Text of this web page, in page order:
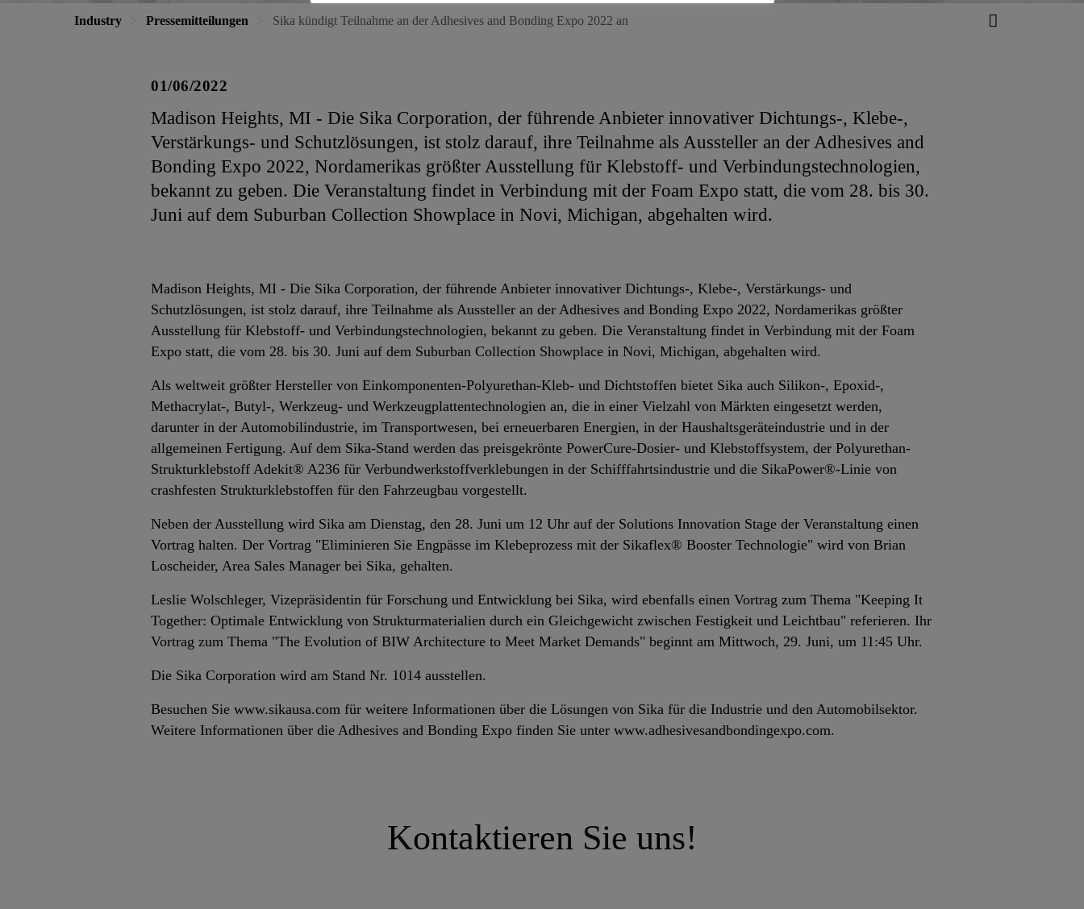
Industry Pressemitteilungen Sika kündigt Teilnahme an der Adhesives and Bonding Expo 2022 an
01/06/2022
Madison Heights, MI - Die Sika Corporation, der führende Anbieter innovativer Dichtungs-, Klebe-,
Verstärkungs- und Schutzlösungen, ist stolz darauf, ihre Teilnahme als Aussteller an der Adhesives and
Bonding Expo 2022, Nordamerikas größter Ausstellung für Klebstoff- und Verbindungstechnologien,
bekannt zu geben. Die Veranstaltung findet in Verbindung mit der Foam Expo statt, die vom 28. bis 30.
Juni auf dem Suburban Collection Showplace in Novi, Michigan, abgehalten wird.
Madison Heights, MI - Die Sika Corporation, der führende Anbieter innovativer Dichtungs-, Klebe-, Verstärkungs- und
Schutzlösungen, ist stolz darauf, ihre Teilnahme als Aussteller an der Adhesives and Bonding Expo 2022, Nordamerikas größter
Ausstellung für Klebstoff- und Verbindungstechnologien, bekannt zu geben. Die Veranstaltung findet in Verbindung mit der Foam
Expo statt, die vom 28. bis 30. Juni auf dem Suburban Collection Showplace in Novi, Michigan, abgehalten wird.
Als weltweit größter Hersteller von Einkomponenten-Polyurethan-Kleb- und Dichtstoffen bietet Sika auch Silikon-, Epoxid-,
Methacrylat-, Butyl-, Werkzeug- und Werkzeugplattentechnologien an, die in einer Vielzahl von Märkten eingesetzt werden,
darunter in der Automobilindustrie, im Transportwesen, bei erneuerbaren Energien, in der Haushaltsgeräteindustrie und in der
allgemeinen Fertigung. Auf dem Sika-Stand werden das preisgekrönte PowerCure-Dosier- und Klebstoffsystem, der Polyurethan-
Strukturklebstoff Adekit® A236 für Verbundwerkstoffverklebungen in der Schifffahrtsindustrie und die SikaPower®-Linie von
crashfesten Strukturklebstoffen für den Fahrzeugbau vorgestellt.
Neben der Ausstellung wird Sika am Dienstag, den 28. Juni um 12 Uhr auf der Solutions Innovation Stage der Veranstaltung einen
Vortrag halten. Der Vortrag "Eliminieren Sie Engpässe im Klebeprozess mit der Sikaflex® Booster Technologie" wird von Brian
Loscheider, Area Sales Manager bei Sika, gehalten.
Leslie Wolschleger, Vizepräsidentin für Forschung und Entwicklung bei Sika, wird ebenfalls einen Vortrag zum Thema "Keeping It
Together: Optimale Entwicklung von Strukturmaterialien durch ein Gleichgewicht zwischen Festigkeit und Leichtbau" referieren. Ihr
Vortrag zum Thema "The Evolution of BIW Architecture to Meet Market Demands" beginnt am Mittwoch, 29. Juni, um 11:45 Uhr.
Die Sika Corporation wird am Stand Nr. 1014 ausstellen.
Besuchen Sie www.sikausa.com für weitere Informationen über die Lösungen von Sika für die Industrie und den Automobilsektor.
Weitere Informationen über die Adhesives and Bonding Expo finden Sie unter www.adhesivesandbondingexpo.com.
Kontaktieren Sie uns!